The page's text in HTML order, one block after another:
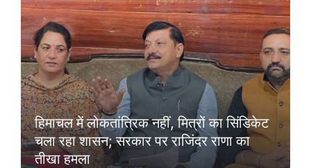
हिमाचल में लोकतांत्रिक नहीं, मित्रों का सिंडिकेट
चला रहा शासन; सरकार पर राजिंदर राणा का
तीखा हमला